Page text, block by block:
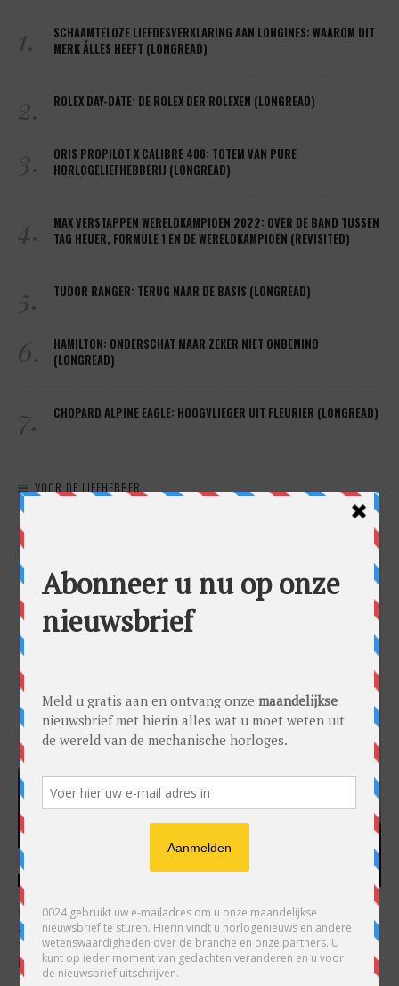
1.
SCHAAMTELOZE LIEFDESVERKLARING AAN LONGINES: WAAROM DIT
MERK ÁLLES HEEFT (LONGREAD)
2. ROLEX DAY-DATE: DE ROLEX DER ROLEXEN (LONGREAD)
3.
ORIS PROPILOT X CALIBRE 400: TOTEM VAN PURE
HORLOGELIEFHEBBERIJ (LONGREAD)
4.
MAX VERSTAPPEN WERELDKAMPIOEN 2022: OVER DE BAND TUSSEN
TAG HEUER, FORMULE 1 EN DE WERELDKAMPIOEN (REVISITED)
5. TUDOR RANGER: TERUG NAAR DE BASIS (LONGREAD)
6.
HAMILTON: ONDERSCHAT MAAR ZEKER NIET ONBEMIND
(LONGREAD)
7. CHOPARD ALPINE EAGLE: HOOGVLIEGER UIT FLEURIER (LONGREAD)
VOOR DE LIEFHEBBER
Hoofdredacteur en uitgever van 0024 Horloges. Een horlogeliefhebber en
ondernemer in hart en nieren, voor wie de liefde al decennia teruggaat. Voor
Wijnschenk is uitgeven levenslange passie, net als de oneindige interesse in
horloges.